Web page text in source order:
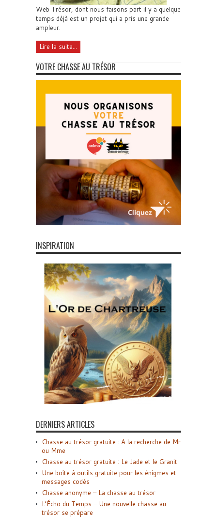
Web Trésor, dont nous faisons part il y a quelque
temps déjà est un projet qui a pris une grande
ampleur.
Lire la suite...
VOTRE CHASSE AU TRÉSOR
INSPIRATION
DERNIERS ARTICLES
Chasse au trésor gratuite : A la recherche de Mr
ou Mme
Chasse au trésor gratuite : Le Jade et le Granit
Une boîte à outils gratuite pour les énigmes et
messages codés
Chasse anonyme – La chasse au trésor
L’Écho du Temps – Une nouvelle chasse au
trésor se prépare